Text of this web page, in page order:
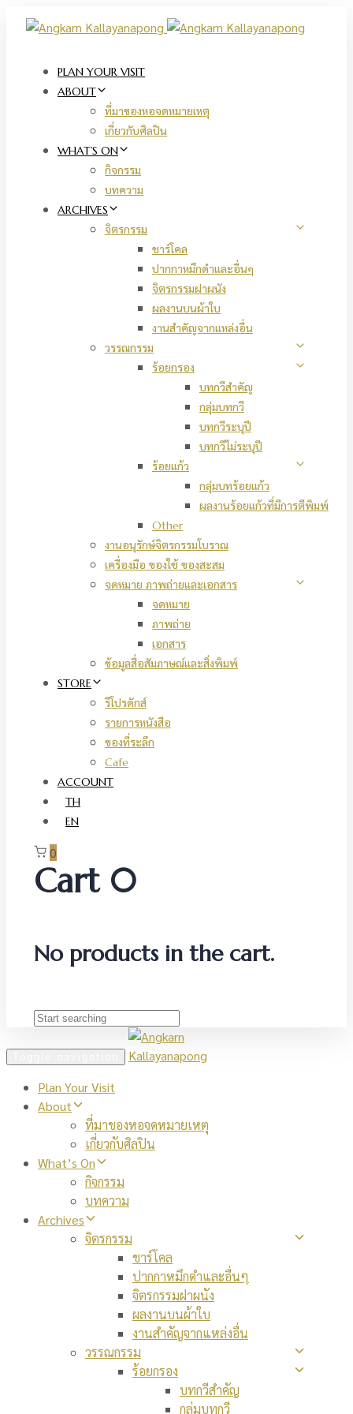
Skip
links
Skip
navigationPLAN YOUR VISIT
ABOUT
ที่มาของหอจดหมายเหตุ
เกี่ยวกับศิลปิน
WHAT’S ON
กิจกรรม
บทความ
ARCHIVES
จิตรกรรม
ชาร์โคล
ปากกาหมึกดำและอื่นๆ
จิตรกรรมฝาผนัง
ผลงานบนผ้าใบ
งานสำคัญจากแหล่งอื่น
วรรณกรรม
ร้อยกรอง
บทกวีสำคัญ
กลุ่มบทกวี
บทกวีระบุปี
บทกวีไม่ระบุปี
ร้อยแก้ว
กลุ่มบทร้อยแก้ว
ผลงานร้อยแก้วที่มีการตีพิมพ์
Other
งานอนุรักษ์จิตรกรรมโบราณ
เครื่องมือ ของใช้ ของสะสม
จดหมาย ภาพถ่ายและเอกสาร
จดหมาย
ภาพถ่าย
เอกสาร
ข้อมูลสื่อสัมภาษณ์และสิ่งพิมพ์
STORE
รีโปรดักส์
รายการหนังสือ
ของที่ระลึก
Cafe
ACCOUNT
TH
EN
0
Cart 0
No products in the cart.
Plan Your Visit
About
ที่มาของหอจดหมายเหตุ
เกี่ยวกับศิลปิน
What’s On
กิจกรรม
บทความ
Archives
จิตรกรรม
ชาร์โคล
ปากกาหมึกดำและอื่นๆ
จิตรกรรมฝาผนัง
ผลงานบนผ้าใบ
งานสำคัญจากแหล่งอื่น
วรรณกรรม
ร้อยกรอง
บทกวีสำคัญ
กลุ่มบทกวี